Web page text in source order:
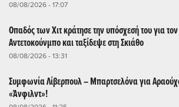
08/08/2026 - 17:07
Οπαδός των Χιτ κράτησε την υπόσχεσή του για
Αντετοκούνμπο και ταξίδεψε στη Σκιάθο
08/08/2026 - 13:31
Συμφωνία Λίβερπουλ – Μπαρτσελόνα για
«Άνφιλντ»!